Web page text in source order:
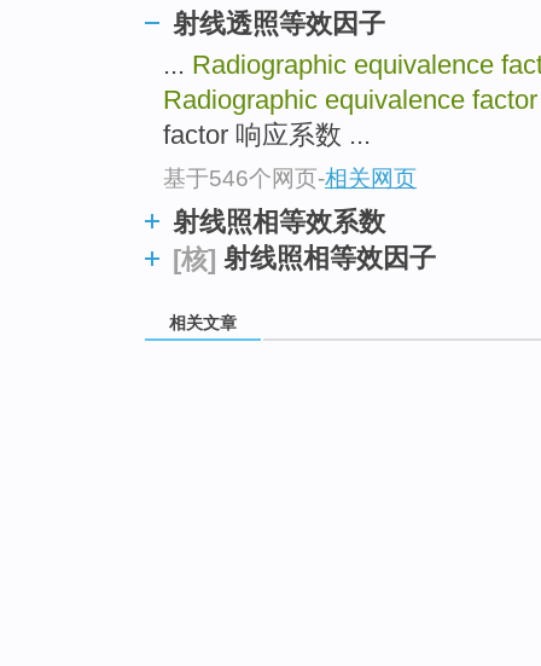
射线透照等效因子
... Radiographic equivalence
Radiographic equivalence
factor 响应系数 ...
基于546个网页-相关网页
射线照相等效系数
[核] 射线照相等效因子
相关文章